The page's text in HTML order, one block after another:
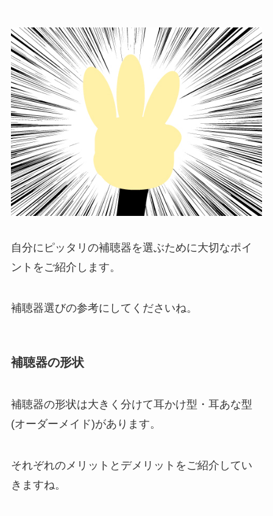
自分にピッタリの補聴器を選ぶために大切なポイ
ントをご紹介します。
補聴器選びの参考にしてくださいね。
補聴器の形状
補聴器の形状は大きく分けて耳かけ型・耳あな型
(オーダーメイド)があります。
それぞれのメリットとデメリットをご紹介してい
きますね。